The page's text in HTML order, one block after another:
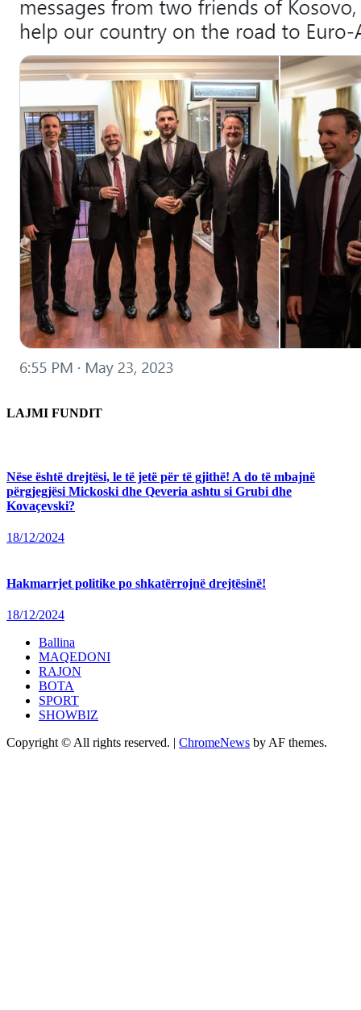
LAJMI FUNDIT
Nëse është drejtësi, le të jetë për të gjithë! A do të mbajnë
përgjegjësi Mickoski dhe Qeveria ashtu si Grubi dhe
Kovaçevski?
18/12/2024
Hakmarrjet politike po shkatërrojnë drejtësinë!
18/12/2024
Ballina
MAQEDONI
RAJON
BOTA
SPORT
SHOWBIZ
Copyright © All rights reserved.
ChromeNews by AF themes.